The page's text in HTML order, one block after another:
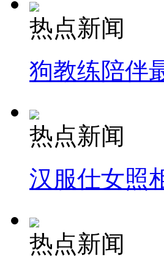
热点新闻
狗教练陪伴
热点新闻
汉服仕女照
热点新闻